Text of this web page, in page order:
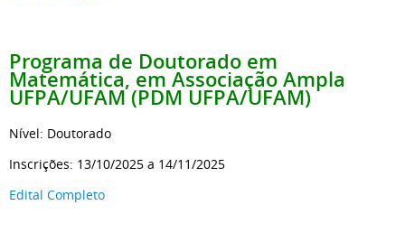
Programa de Doutorado em
Matemática, em Associação Ampla
UFPA/UFAM (PDM UFPA/UFAM)
Nível: Doutorado
Inscrições: 13/10/2025 a 14/11/2025
Edital Completo